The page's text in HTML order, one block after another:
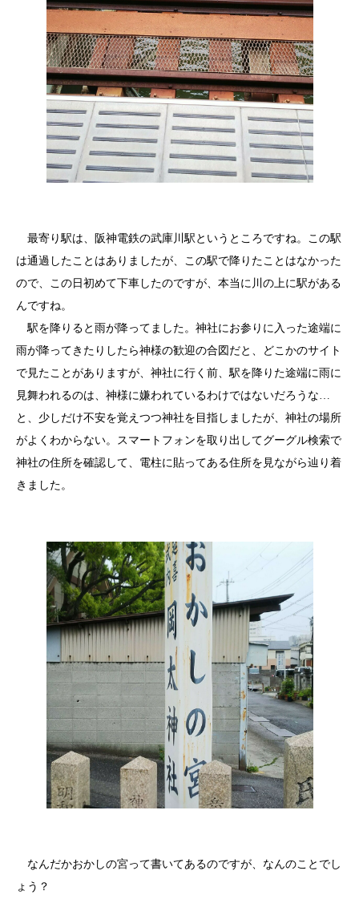
最寄り駅は、阪神電鉄の武庫川駅というところですね。この駅
は通過したことはありましたが、この駅で降りたことはなかった
ので、この日初めて下車したのですが、本当に川の上に駅がある
んですね。
駅を降りると雨が降ってました。神社にお参りに入った途端に
雨が降ってきたりしたら神様の歓迎の合図だと、どこかのサイト
で見たことがありますが、神社に行く前、駅を降りた途端に雨に
見舞われるのは、神様に嫌われているわけではないだろうな…
と、少しだけ不安を覚えつつ神社を目指しましたが、神社の場所
がよくわからない。スマートフォンを取り出してグーグル検索で
神社の住所を確認して、電柱に貼ってある住所を見ながら辿り着
きました。
なんだかおかしの宮って書いてあるのですが、なんのことでし
ょう？